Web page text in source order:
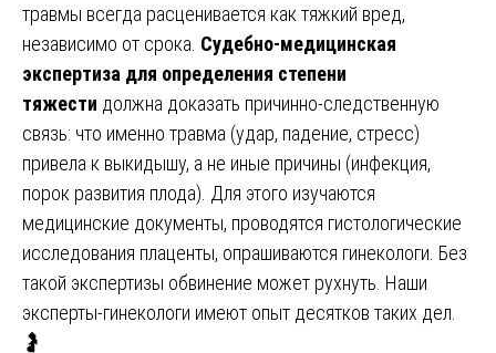
травмы всегда расценивается как тяжкий вред,
независимо от срока. Судебно-медицинская
экспертиза для определения степени
тяжести должна доказать причинно-следственную
связь: что именно травма (удар, падение, стресс)
привела к выкидышу, а не иные причины (инфекция,
порок развития плода). Для этого изучаются
медицинские документы, проводятся гистологические
исследования плаценты, опрашиваются гинекологи. Без
такой экспертизы обвинение может рухнуть. Наши
эксперты-гинекологи имеют опыт десятков таких дел.
🤰